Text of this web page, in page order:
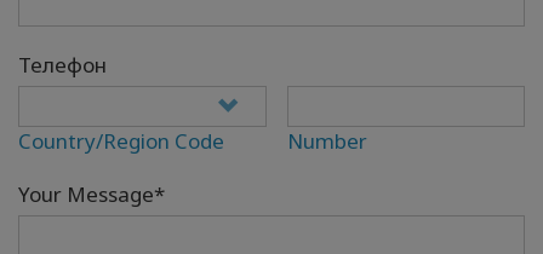
Телефон
Country/Region Code
Number
Your Message*